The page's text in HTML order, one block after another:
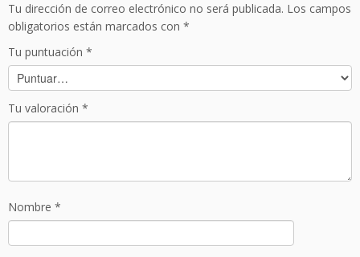
M
1
8
u
n
a
e
(
Tu dirección de correo electrónico no será publicada. Los campos
obligatorios están marcados con *
Tu puntuación *
Tu valoración *
Nombre *